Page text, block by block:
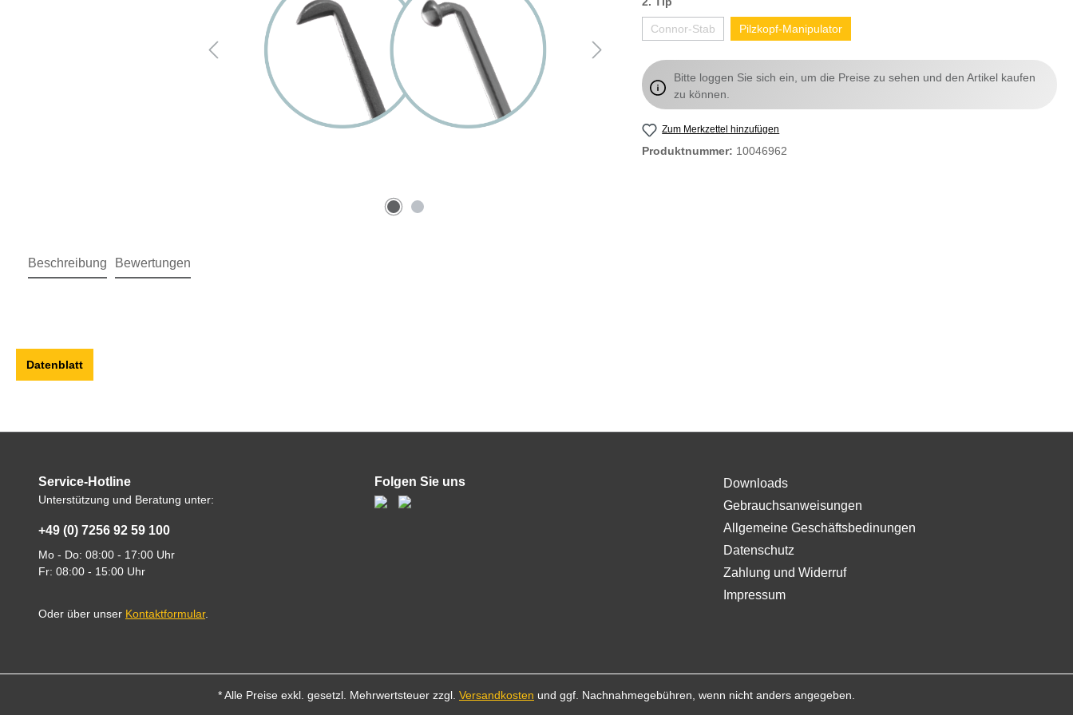
Connor-Stab Pilzkopf-Manipulator
Bitte loggen Sie sich ein, um die Preise zu sehen und den Artikel kaufen
zu können.
Zum Merkzettel hinzufügen
Produktnummer: 10046962
Beschreibung Bewertungen
Datenblatt
Service-Hotline
Unterstützung und Beratung unter:
+49 (0) 7256 92 59 100
Mo - Do: 08:00 - 17:00 Uhr
Fr: 08:00 - 15:00 Uhr
Oder über unser Kontaktformular.
Folgen Sie uns
Downloads
Gebrauchsanweisungen
Allgemeine Geschäftsbedinungen
Datenschutz
Zahlung und Widerruf
Impressum
* Alle Preise exkl. gesetzl. Mehrwertsteuer zzgl. Versandkosten und ggf. Nachnahmegebühren, wenn nicht anders angegeben.